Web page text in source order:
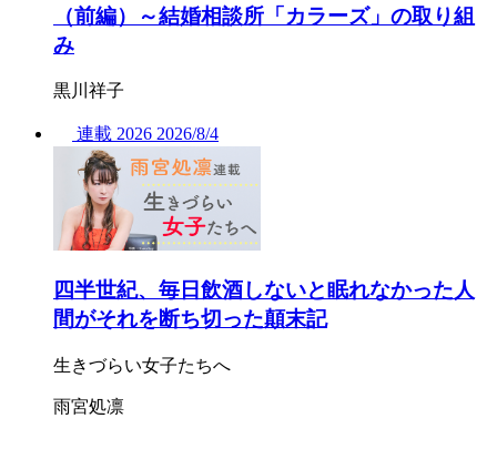
（前編）～結婚相談所「カラーズ」の取り組
み
黒川祥子
連載 2026 2026/8/4
四半世紀、毎日飲酒しないと眠れなかった人
間がそれを断ち切った顛末記
生きづらい女子たちへ
雨宮処凛